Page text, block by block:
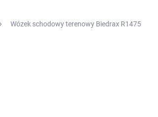
Wózek schodowy terenowy Biedrax R1475